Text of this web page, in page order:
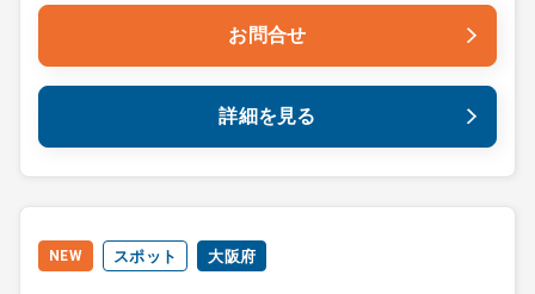
お問合せ
詳細を見る
NEW スポット 大阪府